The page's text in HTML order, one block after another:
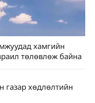
хамгийн
төлөвлөж байна
хөдлөлтийн